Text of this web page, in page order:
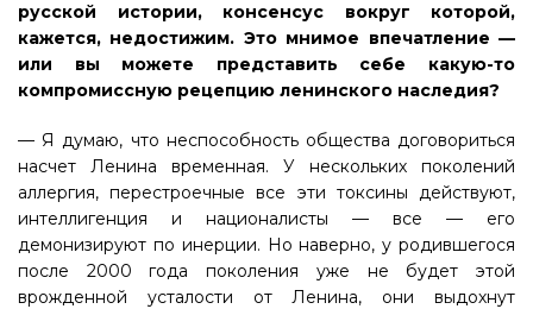
русской истории, консенсус вокруг которой,
кажется, недостижим. Это мнимое впечатление —
или вы можете представить себе какую-то
компромиссную рецепцию ленинского наследия?
— Я думаю, что неспособность общества договориться
насчет Ленина временная. У нескольких поколений
аллергия, перестроечные все эти токсины действуют,
интеллигенция и националисты — все — его
демонизируют по инерции. Но наверно, у родившегося
после 2000 года поколения уже не будет этой
врожденной усталости от Ленина, они выдохнут